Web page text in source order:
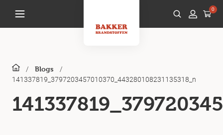
0
/ Blogs
/
141337819_3797203457010370_443280108231135318_n